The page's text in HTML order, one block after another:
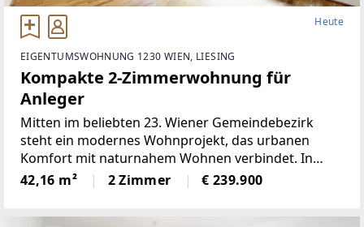
Heute
EIGENTUMSWOHNUNG 1230 WIEN, LIESING
Kompakte 2-Zimmerwohnung für
Anleger
Mitten im beliebten 23. Wiener Gemeindebezirk
steht ein modernes Wohnprojekt, das urbanen
Komfort mit naturnahem Wohnen verbindet. In
ruhiger Grünlage zwischen dem Liesingbach, dem
Maurer Wald und der Perchtoldsdorfer Heide bietet
42,16 m² 2 Zimmer € 239.900